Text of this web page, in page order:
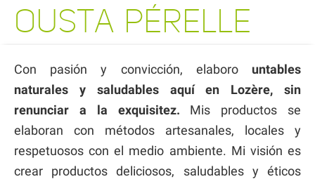
OUSTA PÉRELLE
Con pasión y convicción, elaboro untables
naturales y saludables aquí en Lozère, sin
renunciar a la exquisitez. Mis productos se
elaboran con métodos artesanales, locales y
respetuosos con el medio ambiente. Mi visión es
crear productos deliciosos, saludables y éticos